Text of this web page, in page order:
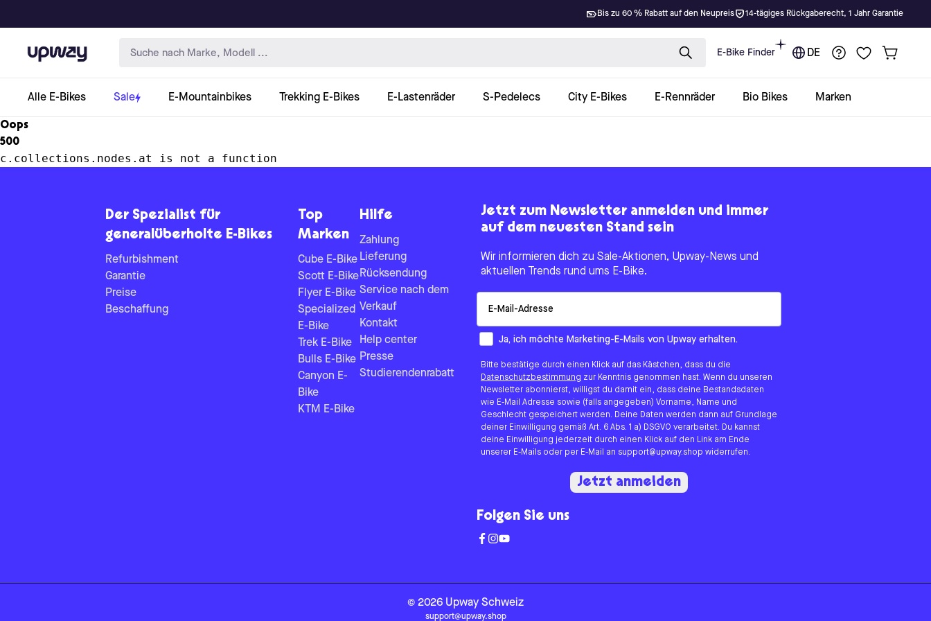
Bis zu 60 % Rabatt auf den Neupreis 14-tägiges Rückgaberecht, 1 Jahr Garantie
Upway E-Bike Finder DE
Alle E-Bikes Sale E-Mountainbikes Trekking E-Bikes E-Lastenräder S-Pedelecs City E-Bikes E-Rennräder Bio Bikes Marken
Oops
500
c.collections.nodes.at is not a function
Der Spezialist für
generalüberholte E-Bikes
Refurbishment
Garantie
Preise
Beschaffung
Top
Marken
Cube E-Bike
Scott E-Bike
Flyer E-Bike
Specialized
E-Bike
Trek E-Bike
Bulls E-Bike
Canyon E-
Bike
KTM E-Bike
Hilfe
Zahlung
Lieferung
Rücksendung
Service nach dem
Verkauf
Kontakt
Help center
Presse
Studierendenrabatt
Jetzt zum Newsletter anmelden und immer
auf dem neuesten Stand sein
Wir informieren dich zu Sale-Aktionen, Upway-News und
aktuellen Trends rund ums E-Bike.
How would you like to hear from us?
Ja, ich möchte Marketing-E-Mails von Upway erhalten.
Bitte bestätige durch einen Klick auf das Kästchen, dass du die
Datenschutzbestimmung zur Kenntnis genommen hast. Wenn du unseren
Newsletter abonnierst, willigst du damit ein, dass deine Bestandsdaten
wie E-Mail Adresse sowie (falls angegeben) Vorname, Name und
Geschlecht gespeichert werden. Deine Daten werden dann auf Grundlage
deiner Einwilligung gemäß Art. 6 Abs. 1 a) DSGVO verarbeitet. Du kannst
deine Einwilligung jederzeit durch einen Klick auf den Link am Ende
unserer E-Mails oder per E-Mail an support@upway.shop widerrufen.
Jetzt anmelden
Folgen Sie uns
© 2026 Upway Schweiz
support@upway.shop